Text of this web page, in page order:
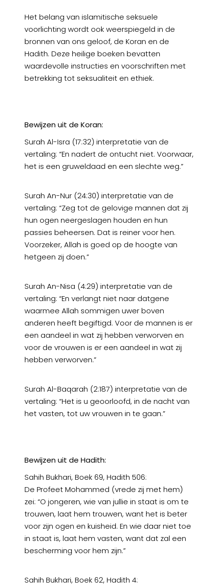
Het belang van islamitische seksuele
voorlichting wordt ook weerspiegeld in de
bronnen van ons geloof, de Koran en de
Hadith. Deze heilige boeken bevatten
waardevolle instructies en voorschriften met
betrekking tot seksualiteit en ethiek.
Bewijzen uit de Koran:
Surah Al-Isra (17:32) interpretatie van de
vertaling: “En nadert de ontucht niet. Voorwaar,
het is een gruweldaad en een slechte weg.”
Surah An-Nur (24:30) interpretatie van de
vertaling: “Zeg tot de gelovige mannen dat zij
hun ogen neergeslagen houden en hun
passies beheersen. Dat is reiner voor hen.
Voorzeker, Allah is goed op de hoogte van
hetgeen zij doen.”
Surah An-Nisa (4:29) interpretatie van de
vertaling: “En verlangt niet naar datgene
waarmee Allah sommigen uwer boven
anderen heeft begiftigd. Voor de mannen is er
een aandeel in wat zij hebben verworven en
voor de vrouwen is er een aandeel in wat zij
hebben verworven.”
Surah Al-Baqarah (2:187) interpretatie van de
vertaling: “Het is u geoorloofd, in de nacht van
het vasten, tot uw vrouwen in te gaan.”
Bewijzen uit de Hadith:
Sahih Bukhari, Boek 69, Hadith 506:
De Profeet Mohammed (vrede zij met hem)
zei: “O jongeren, wie van jullie in staat is om te
trouwen, laat hem trouwen, want het is beter
voor zijn ogen en kuisheid. En wie daar niet toe
in staat is, laat hem vasten, want dat zal een
bescherming voor hem zijn.”
Sahih Bukhari, Boek 62, Hadith 4: